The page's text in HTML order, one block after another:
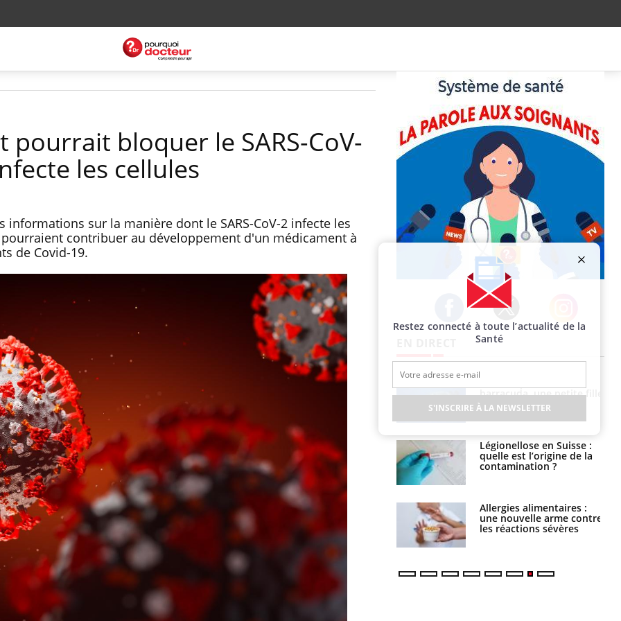
pourrait bloquer le SARS-CoV-
les cellules
sur la manière dont le SARS-CoV-2 infecte les
contribuer au développement d'un médicament à
de Covid-19.
Facebook Twitter Instagram
Fortes chaleurs :
pourquoi le risque de
noyade grimpe-t-il ?
Le Viagra pourrait-il
freiner la propagation du
cancer ?
Pourquoi manger moins
de protéines pourrait
finalement être bénéfique
Grossesse et chaleur : ce
Le smartphone nuit-il à
l'apprentissage de la
lecture ?
Mordue par une tique en
le coma pendant 42 jours
barracuda, une petite fille
secourue grâce à un
réflexe essentiel
Légionellose en Suisse :
quelle est l’origine de la
contamination ?
Allergies alimentaires :
une nouvelle arme contre
les réactions sévères
Restez connecté à toute l’actualité de la
Santé
S'INSCRIRE À LA NEWSLETTER